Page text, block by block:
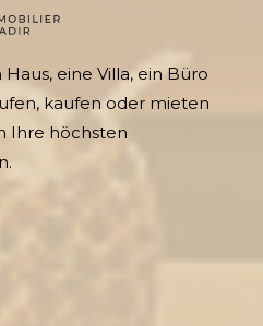
eine Villa, ein Büro
kaufen oder mieten
Ihre höchsten